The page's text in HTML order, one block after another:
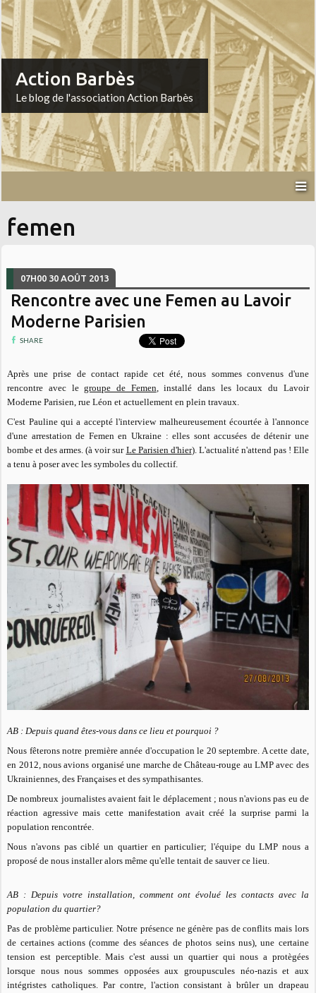
Action Barbès
Le blog de l'association Action Barbès
femen
07H00 30 AOÛT 2013
Rencontre avec une Femen au Lavoir
Moderne Parisien
SHARE
Après une prise de contact rapide cet été, nous sommes convenus d'une
rencontre avec legroupe de Femen,installé dans les locaux du Lavoir
Moderne Parisien, rue Léon et actuellement en plein travaux.
C'est Pauline qui a accepté l'interview malheureusement écourtée à l'annonce
d'une arrestation de Femen en Ukraine : elles sont accusées de détenir une
bombe et des armes. (à voir sur Le Parisien d'hier). L'actualité n'attend pas ! Elle
a tenu à poser avec les symboles du collectif.
AB : Depuis quand êtes-vous dans ce lieu et pourquoi ?
Nous fêterons notre première année d'occupation le 20 septembre. A cette date,
en 2012, nous avions organisé une marche de Château-rouge au LMP avec des
Ukrainiennes, des Françaises et des sympathisantes.
De nombreux journalistes avaient fait le déplacement ; nous n'avions pas eu de
réaction agressive mais cette manifestation avait créé la surprise parmi la
population rencontrée.
Nous n'avons pas ciblé un quartier en particulier; l'équipe du LMP nous a
proposé de nous installer alors même qu'elle tentait de sauver ce lieu.
AB : Depuis votre installation, comment ont évolué les contacts avec la
population du quartier?
Pas de problème particulier. Notre présence ne génère pas de conflits mais lors
de certaines actions (comme des séances de photos seins nus), une certaine
tension est perceptible. Mais c'est aussi un quartier qui nous a protègées
lorsque nous nous sommes opposées aux groupuscules néo-nazis et aux
intégristes catholiques. Par contre, l'action consistant à brûler un drapeau